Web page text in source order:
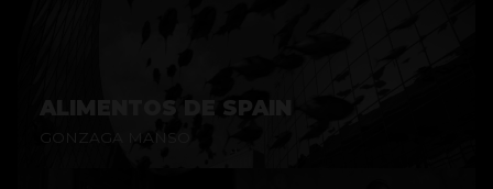
ALIMENTOS DE SPAIN
GONZAGA MANSO